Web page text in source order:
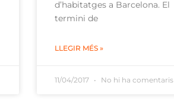
d’habitatges a Barcelona. El
termini de
LLEGIR MÉS »
11/04/2017 No hi ha comentaris